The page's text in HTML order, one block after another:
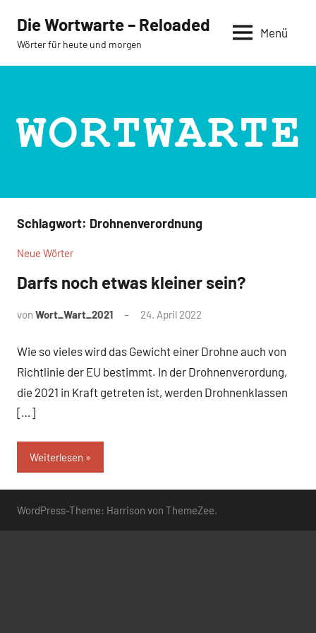
Inhalt
springen
Die Wortwarte – Reloaded
Wörter für heute und morgen
Menü
Schlagwort: Drohnenverordnung
Neue Wörter
Darfs noch etwas kleiner sein?
von Wort_Wart_2021 24. April 2022
Wie so vieles wird das Gewicht einer Drohne auch von
Richtlinie der EU bestimmt. In der Drohnenverordung,
die 2021 in Kraft getreten ist, werden Drohnenklassen
[…]
Weiterlesen
WordPress-Theme: Harrison von ThemeZee.